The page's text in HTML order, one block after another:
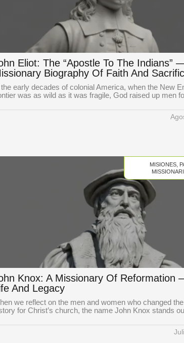
Eliot: The “Apostle To The Indians”
Biography Of Faith And
the early decades of colonial America, when the New
was as wild as it was fragile, God raised up men
MISIONES
Knox: A Missionary Of Reformation
And Legacy
we reflect on the men and women who changed
for Christ’s church, the name John Knox stands